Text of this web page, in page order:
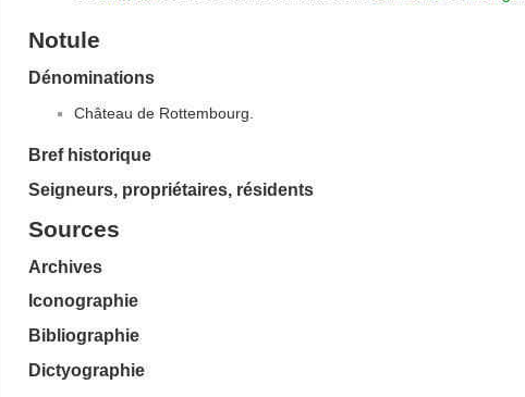
Notule
Dénominations
Château de Rottembourg.
Bref historique
Seigneurs, propriétaires, résidents
Sources
Archives
Iconographie
Bibliographie
Dictyographie